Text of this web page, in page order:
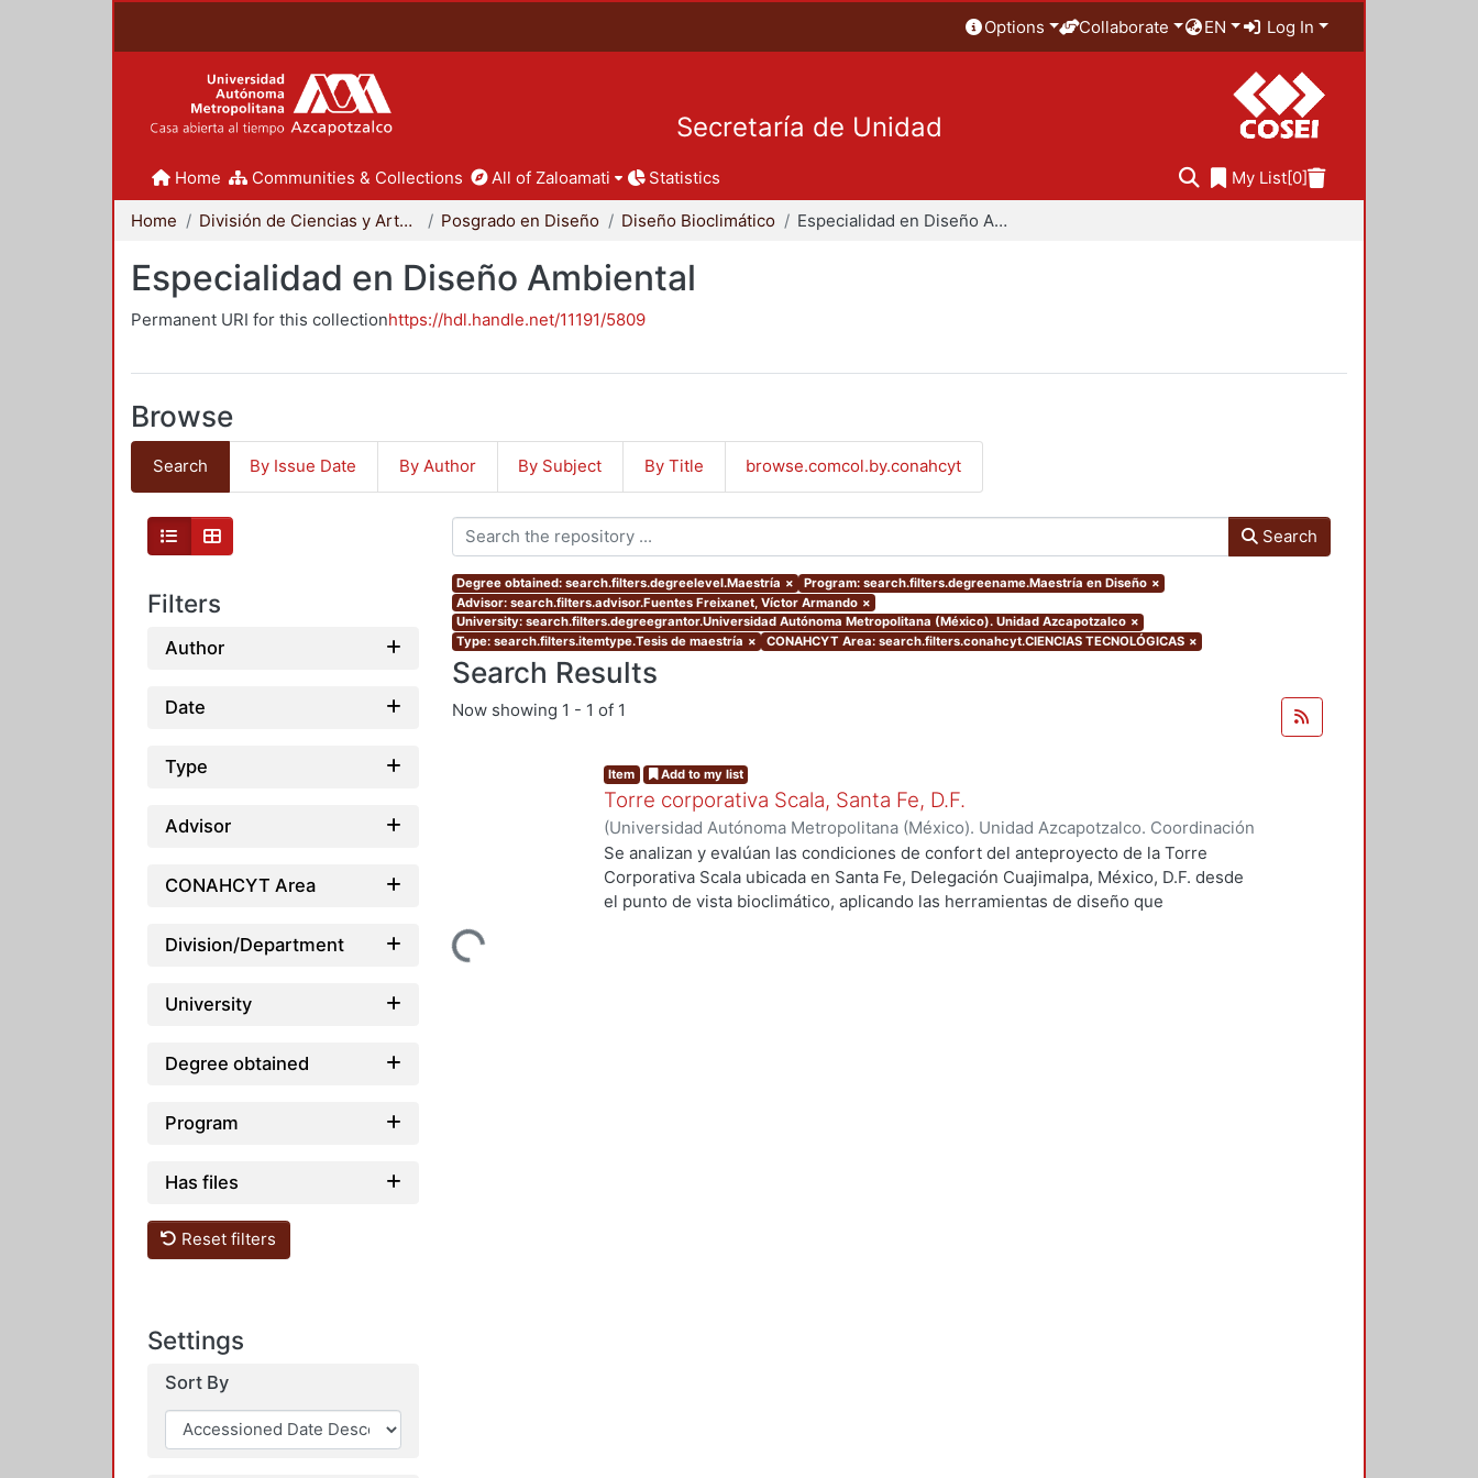
Options Collaborate EN Log In
Secretaría de Unidad
Home Communities & Collections All of Zaloamati Statistics My List[0]
Home División de Ciencias y Artes para el Diseño Posgrado en Diseño Diseño Bioclimático Especialidad en Diseño Ambiental
Especialidad en Diseño Ambiental
Permanent URI for this collectionhttps://hdl.handle.net/11191/5809
Browse
Search By Issue Date By Author By Subject By Title browse.comcol.by.conahcyt
Filters
Author
Date
Type
Advisor
CONAHCYT Area
Division/Department
University
Degree obtained
Program
Has files
Reset filters
Settings
Sort By
Search
Degree obtained: search.filters.degreelevel.Maestría × Program: search.filters.degreename.Maestría en Diseño ×
Advisor: search.filters.advisor.Fuentes Freixanet, Víctor Armando ×
University: search.filters.degreegrantor.Universidad Autónoma Metropolitana (México). Unidad Azcapotzalco ×
Type: search.filters.itemtype.Tesis de maestría × CONAHCYT Area: search.filters.conahcyt.CIENCIAS TECNOLÓGICAS ×
Search Results
Now showing 1 - 1 of 1
Loading...
Item Add to my list
Torre corporativa Scala, Santa Fe, D.F.
(Universidad Autónoma Metropolitana (México). Unidad Azcapotzalco. Coordinación
de Servicios de Información.,1999)Corro Eguia, Guillermo Heriberto
Se analizan y evalúan las condiciones de confort del anteproyecto de la Torre
Corporativa Scala ubicada en Santa Fe, Delegación Cuajimalpa, México, D.F. desde
el punto de vista bioclimático, aplicando las herramientas de diseño que